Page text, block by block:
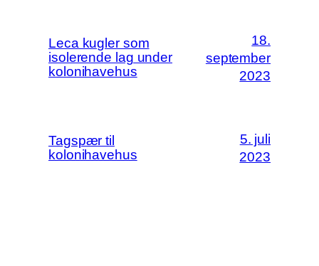
Leca kugler som
isolerende lag under
kolonihavehus
18.
september
2023
Tagspær til
kolonihavehus
5. juli
2023